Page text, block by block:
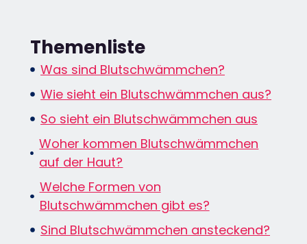
Themenliste
Was sind Blutschwämmchen?
Wie sieht ein Blutschwämmchen aus?​
So sieht ein Blutschwämmchen aus
Woher kommen Blutschwämmchen
auf der Haut?
Welche Formen von
Blutschwämmchen gibt es?
Sind Blutschwämmchen ansteckend?